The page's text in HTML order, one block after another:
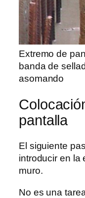
Extremo de
banda de
asomando
pantalla
El siguiente
introducir en la
muro.
No es una